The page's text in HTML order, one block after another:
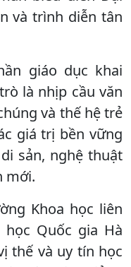
và trình diễn tân
giáo dục khai
là nhịp cầu văn
và thế hệ trẻ
giá trị bền vững
sản, nghệ thuật
mới.
Khoa học liên
Quốc gia Hà
thế và uy tín học